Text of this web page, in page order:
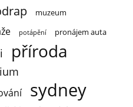
muzeum
potápění pronájem auta
příroda
sydney